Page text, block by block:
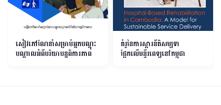
សៀវភៅណែនាំសម្រាប់អ្នកបណ្តុះ
បណ្តាលអំពីបរិយាបន្នពិការភាព
គំរូនៃការស្តារនីតិសម្បទា
ផ្អែកលើមន្ទីរពេទ្យនៅកម្ពុជា